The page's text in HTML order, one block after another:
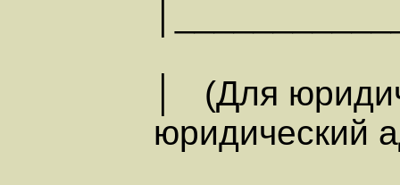
│ (Для
юридический